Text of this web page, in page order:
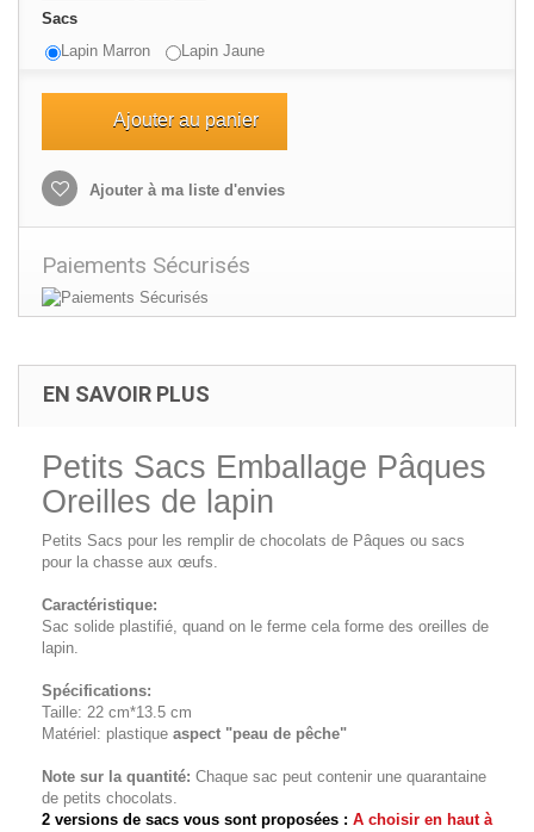
Sacs
Lapin Marron
Lapin Jaune
Ajouter au panier
Ajouter à ma liste d'envies
Paiements Sécurisés
EN SAVOIR PLUS
Petits Sacs Emballage Pâques
Oreilles de lapin
Petits Sacs pour les remplir de chocolats de Pâques ou sacs
pour la chasse aux œufs.
Caractéristique:
Sac solide plastifié, quand on le ferme cela forme des oreilles de
lapin.
Spécifications:
Taille: 22 cm*13.5 cm
Matériel: plastique aspect "peau de pêche"
Note sur la quantité: Chaque sac peut contenir une quarantaine
de petits chocolats.
2 versions de sacs vous sont proposées : A choisir en haut à